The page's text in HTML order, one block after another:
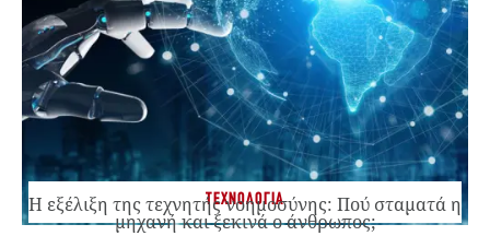
ΤΕΧΝΟΛΟΓΙΑ
Η εξέλιξη της τεχνητής νοημοσύνης: Πού σταματά η
μηχανή και ξεκινά ο άνθρωπος;